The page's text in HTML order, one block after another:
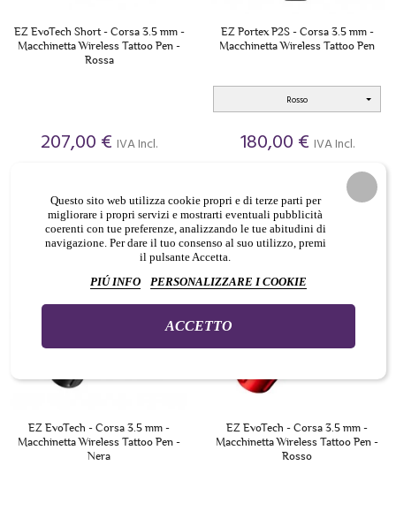
EZ EvoTech Short - Corsa 3.5 mm -
Macchinetta Wireless Tattoo Pen -
Rossa
207,00 € IVA Incl.
 
EZ Portex P2S - Corsa 3.5 mm -
Macchinetta Wireless Tattoo Pen
Rosso
180,00 € IVA Incl.
 
EZ EvoTech - Corsa 3.5 mm -
Macchinetta Wireless Tattoo Pen -
Nera
EZ EvoTech - Corsa 3.5 mm -
Macchinetta Wireless Tattoo Pen -
Rosso
Questo sito web utilizza cookie propri e di terze parti per
migliorare i propri servizi e mostrarti eventuali pubblicità
coerenti con tue preferenze, analizzando le tue abitudini di
navigazione. Per dare il tuo consenso al suo utilizzo, premi
il pulsante Accetta.
PIÚ INFO
PERSONALIZZARE I COOKIE
ACCETTO